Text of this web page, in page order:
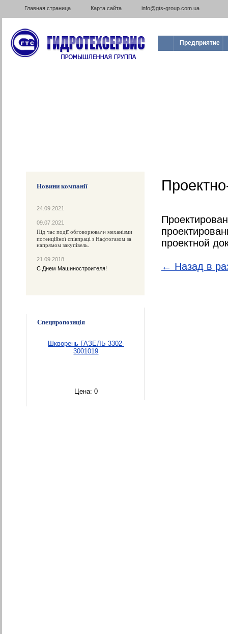
Главная страница Карта сайта info@gts-group.com.ua
Предприятие
Новини компанії
24.09.2021
09.07.2021
Під час події обговорювали механізми
потенційної співпраці з Нафтогазом за
напрямом закупівель.
21.09.2018
С Днем Машиностроителя!
Спецпропозиція
Шкворень ГАЗЕЛЬ 3302-
3001019
Цена: 0
проектной
← Назад в